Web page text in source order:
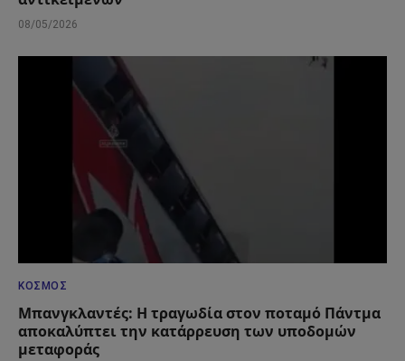
08/05/2026
ΚΌΣΜΟΣ
Μπανγκλαντές: Η τραγωδία στον ποταμό Πάντμα
αποκαλύπτει την κατάρρευση των υποδομών
μεταφοράς